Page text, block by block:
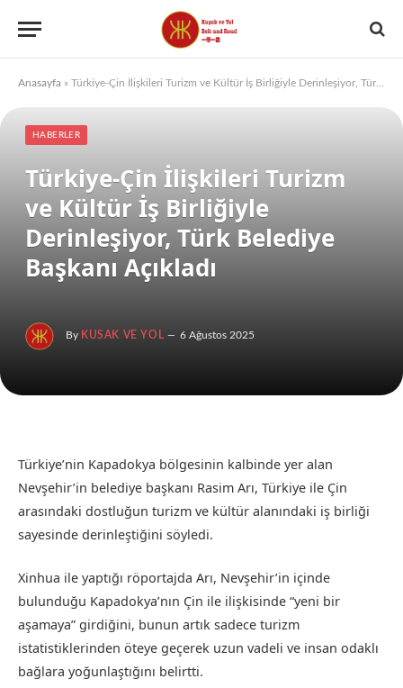
Anasayfa » Türkiye-Çin İlişkileri Turizm ve Kültür İş Birliğiyle Derinleşiyor, Türk Belediye Başkanı Açıkladı
HABERLER
Türkiye-Çin İlişkileri Turizm
ve Kültür İş Birliğiyle
Derinleşiyor, Türk Belediye
Başkanı Açıkladı
By KUSAK VE YOL 6 Ağustos 2025
Türkiye’nin Kapadokya bölgesinin kalbinde yer alan
Nevşehir’in belediye başkanı Rasim Arı, Türkiye ile Çin
arasındaki dostluğun turizm ve kültür alanındaki iş birliği
sayesinde derinleştiğini söyledi.
Xinhua ile yaptığı röportajda Arı, Nevşehir’in içinde
bulunduğu Kapadokya’nın Çin ile ilişkisinde “yeni bir
aşamaya” girdiğini, bunun artık sadece turizm
istatistiklerinden öteye geçerek uzun vadeli ve insan odaklı
bağlara yoğunlaştığını belirtti.